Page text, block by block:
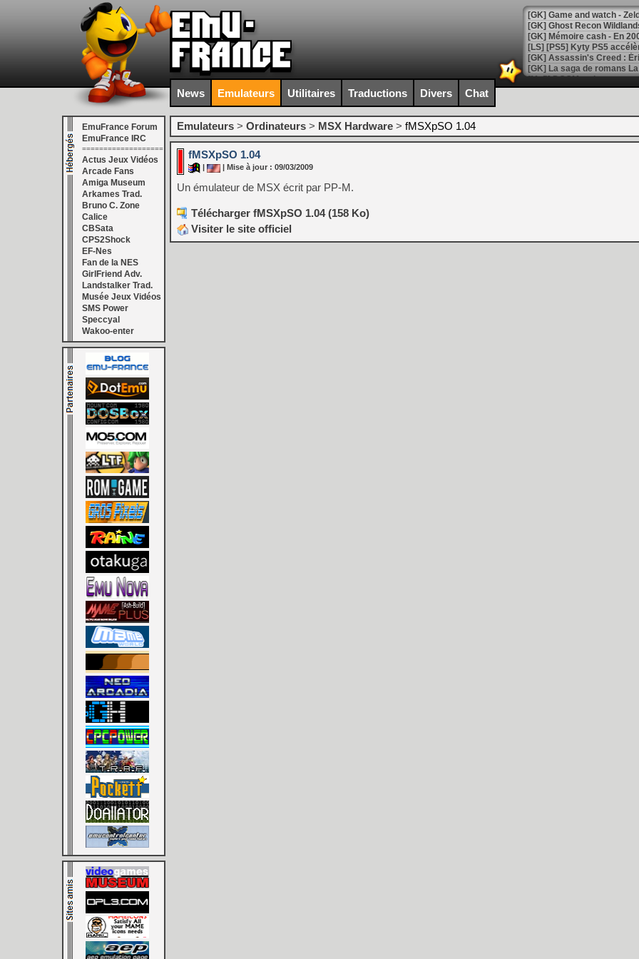
[Mo5] DOOM arrive en
[GK] Bethesda fête les 30
[GK] Roblox : l'action en
[GK] Agenda - GeForce
[LS] [PS5] ps5-y2jb-
[GK] Pourquoi Marvel
[GK] Test : Restory : Chill
[GK] GTA 6 : Rockstar
[GK] Hot Wheels Infinite
[GK] Mémoire cash -
[GK] Résultats Nintendo :
[GK] Déjà des
[Mo5] Brickboy cherche à
[GK] Minecraft et ses «
[GK] Beast of
[GK] Ubisoft : fin de partie
[GK] Mémoire cash -
[GK] Dan Houser (GTA)
[GK] Comment EA Sports
[GK] Crimson Moon : un
[GK] Isle of Reveries : le
[GK] Moonlighter 2 : The
[GK] Capcom relance
[Mo5] Deux inédits du
[GK] Le beat'em up The
[GK] Endless Legend 2 :
[LS] [PS5] Premiers
News Emulateurs Utilitaires Traductions Divers Chat
EmuFrance Forum
EmuFrance IRC
===================
Actus Jeux Vidéos
Arcade Fans
Amiga Museum
Arkames Trad.
Bruno C. Zone
Calice
CBSata
CPS2Shock
EF-Nes
Fan de la NES
GirlFriend Adv.
Landstalker Trad.
Musée Jeux Vidéos
SMS Power
Speccyal
Wakoo-enter
Emulateurs > Ordinateurs > MSX Hardware > fMSXpSO 1.04
fMSXpSO 1.04
| Mise à jour : 09/03/2009
Un émulateur de MSX écrit par PP-M.
Télécharger fMSXpSO 1.04 (158 Ko)
Visiter le site officiel